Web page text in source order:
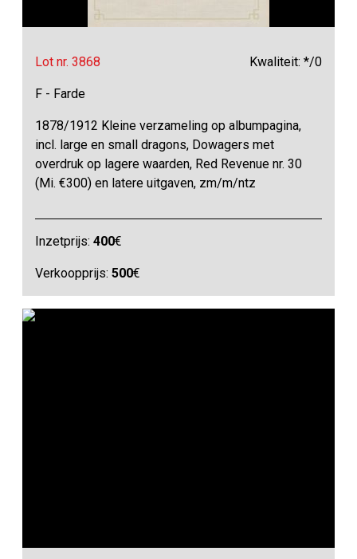
Lot nr. 3868 Kwaliteit: */0
F - Farde
1878/1912 Kleine verzameling op albumpagina,
incl. large en small dragons, Dowagers met
overdruk op lagere waarden, Red Revenue nr. 30
(Mi. €300) en latere uitgaven, zm/m/ntz
Inzetprijs:400€
Verkoopprijs:500€